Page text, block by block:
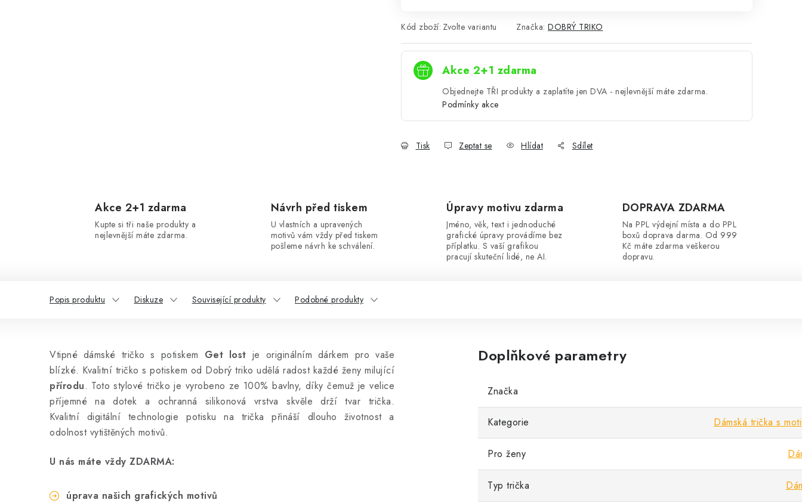
Kód zboží: Zvolte variantu Značka: DOBRÝ TRIKO
Akce 2+1 zdarma
Objednejte TŘI produkty a zaplatíte jen DVA - nejlevnější máte zdarma.
Podmínky akce
Tisk Zeptat se Hlídat Sdílet
Akce 2+1 zdarma
Kupte si tři naše produkty a
nejlevnější máte zdarma.
Návrh před tiskem
U vlastních a upravených
motivů vám vždy před tiskem
pošleme návrh ke schválení.
Úpravy motivu zdarma
Jméno, věk, text i jednoduché
grafické úpravy provádíme bez
příplatku. S vaší grafikou
pracují skuteční lidé, ne AI.
DOPRAVA ZDARMA
Na PPL výdejní místa a do PPL
boxů doprava darma. Od 999
Kč máte zdarma veškerou
dopravu.
Popis produktu Diskuze Související produkty Podobné produkty
Vtipné dámské tričko s potiskem Get lost je originálním dárkem pro vaše
blízké. Kvalitní tričko s potiskem od Dobrý triko udělá radost každé ženy milující
přírodu. Toto stylové tričko je vyrobeno ze 100% bavlny, díky čemuž je velice
příjemné na dotek a ochranná silikonová vrstva skvěle drží tvar trička.
Kvalitní digitální technologie potisku na trička přináší dlouho životnost a
odolnost vytištěných motivů.
U nás máte vždy ZDARMA:
úprava našich grafických motivů
Doplňkové parametry
Značka
Kategorie Dámská trička s
Pro ženy
Typ trička